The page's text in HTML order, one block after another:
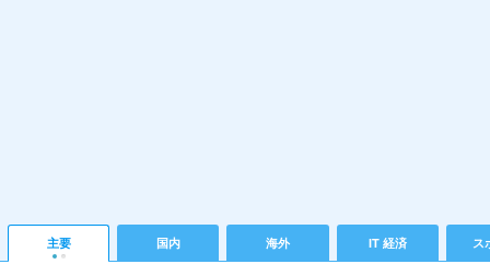
主要 国内 海外 IT 経済 ス